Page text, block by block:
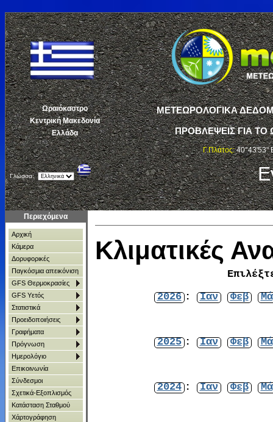
Ωραιόκαστρο
Κεντρική Μακεδονία
Ελλάδα
ΜΕΤΕΩΡΟΛΟΓΙΚΑ
ΠΡΟΒΛΕΨΕΙΣ ΓΙΑ ΤΟ
Γ.Πλάτος:40°43'53"
Γλώσσα:
Περιεχόμενα
Αρχική
Κάμερα
Δορυφορικές
Παγκόσμια απεικόνιση
GFS Θερμοκρασίες
GFS Υετός
Στατιστικά
Προειδοποιήσεις
Γραφήματα
Πρόγνωση
Ημερολόγιο
Επικοινωνία
Σύνδεσμοι
Σχετικά-Εξοπλισμός
Κατάσταση Σταθμού
Χάρτoγράφηση
Κλιματικές
2026 : Ιαν Φεβ
2025 : Ιαν Φεβ
2024 : Ιαν Φεβ